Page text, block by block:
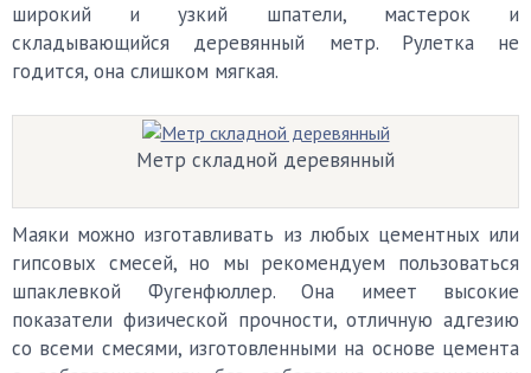
широкий и узкий шпатели, мастерок и
складывающийся деревянный метр. Рулетка не
годится, она слишком мягкая.
Метр складной деревянный
Маяки можно изготавливать из любых цементных или
гипсовых смесей, но мы рекомендуем пользоваться
шпаклевкой Фугенфюллер. Она имеет высокие
показатели физической прочности, отличную адгезию
со всеми смесями, изготовленными на основе цемента